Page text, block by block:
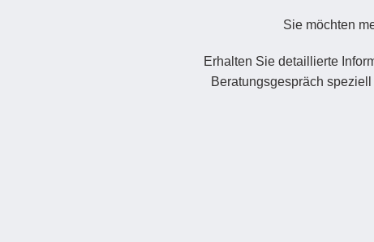
Sie möchten
Erhalten Sie detaillierte
Beratungsgespräch